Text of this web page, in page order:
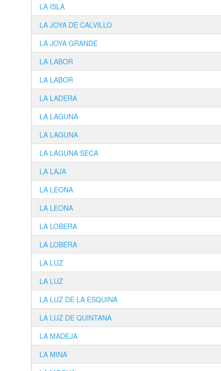
LA ISLA
LA JOYA DE CALVILLO
LA JOYA GRANDE
LA LABOR
LA LABOR
LA LADERA
LA LAGUNA
LA LAGUNA
LA LAGUNA SECA
LA LAJA
LA LEONA
LA LEONA
LA LOBERA
LA LOBERA
LA LUZ
LA LUZ
LA LUZ DE LA ESQUINA
LA LUZ DE QUINTANA
LA MADEJA
LA MINA